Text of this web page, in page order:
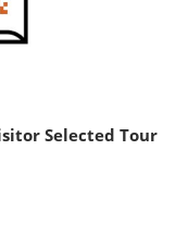
Selected Tour